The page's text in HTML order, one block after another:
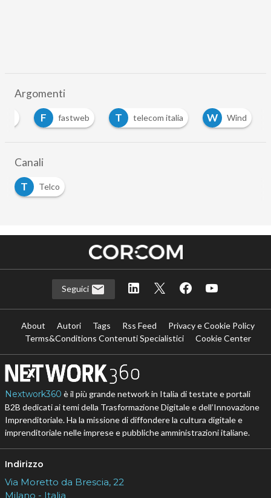
Argomenti
F fastweb T telecom italia W Wind
Canali
T
Telco
Seguici
About Autori Tags Rss Feed
Privacy e Cookie Policy
Terms&Conditions Contenuti Specialistici
Cookie Center
Nextwork360 è il più grande network in Italia di testate e portali
B2B dedicati ai temi della Trasformazione Digitale e dell’Innovazione
Imprenditoriale. Ha la missione di diffondere la cultura digitale e
imprenditoriale nelle imprese e pubbliche amministrazioni italiane.
Indirizzo
Via Moretto da Brescia, 22
Milano - Italia